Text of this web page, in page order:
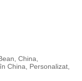
China,
China, Personalizat,